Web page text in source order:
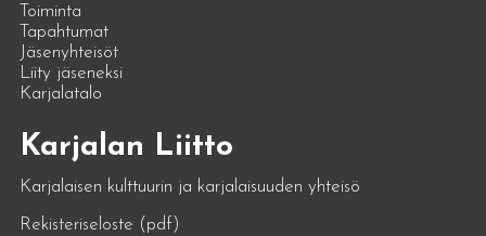
Toiminta
Tapahtumat
Jäsenyhteisöt
Liity jäseneksi
Karjalatalo
Karjalan Liitto
Karjalaisen kulttuurin ja karjalaisuuden yhteisö
Rekisteriseloste (pdf)